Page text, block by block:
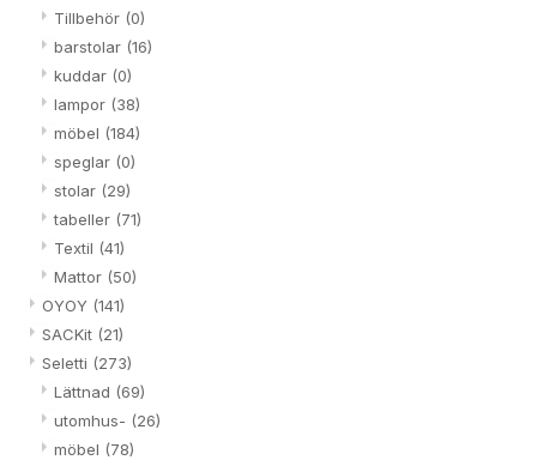
Tillbehör (0)
barstolar (16)
kuddar (0)
lampor (38)
möbel (184)
speglar (0)
stolar (29)
tabeller (71)
Textil (41)
Mattor (50)
OYOY (141)
SACKit (21)
Seletti (273)
Lättnad (69)
utomhus- (26)
möbel (78)